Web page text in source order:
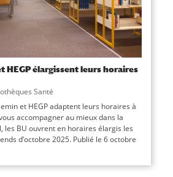
HEGP élargissent leurs horaires
Santé
et HEGP adaptent leurs horaires à
accompagner au mieux dans la
les BU ouvrent en horaires élargis les
d’octobre 2025. Publié le 6 octobre